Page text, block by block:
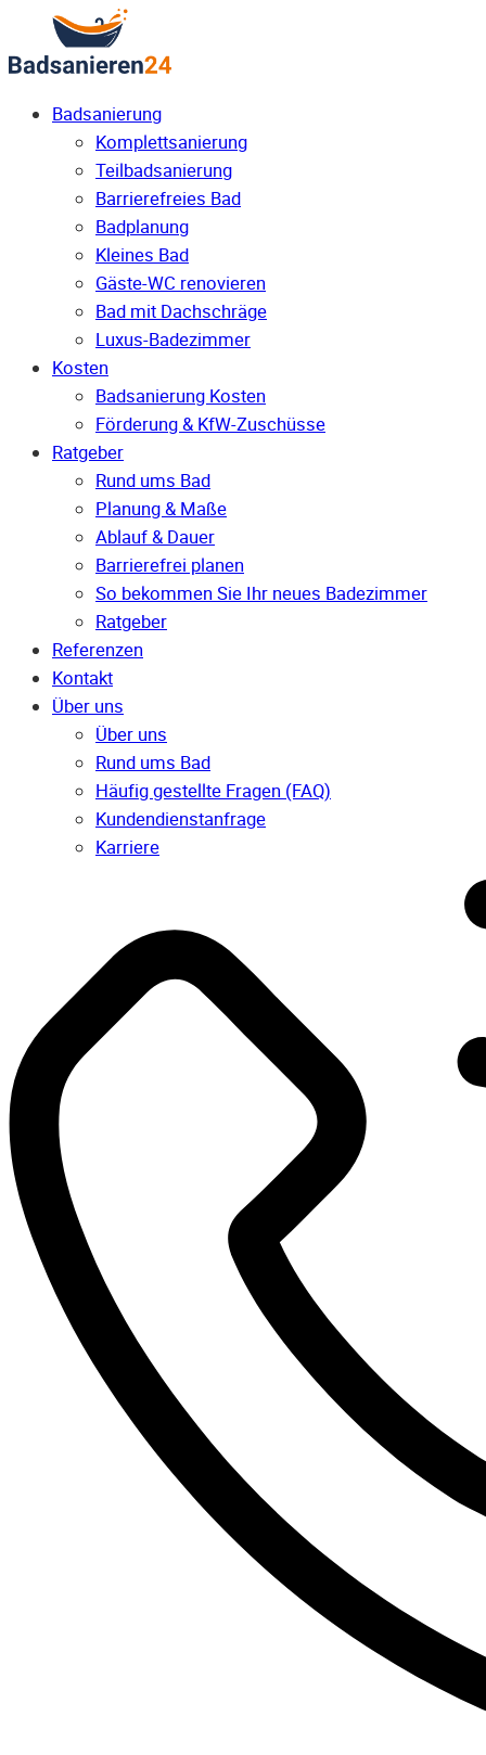
Badsanierung
Komplettsanierung
Teilbadsanierung
Barrierefreies Bad
Badplanung
Kleines Bad
Gäste-WC renovieren
Bad mit Dachschräge
Luxus-Badezimmer
Kosten
Badsanierung Kosten
Förderung & KfW-Zuschüsse
Ratgeber
Rund ums Bad
Planung & Maße
Ablauf & Dauer
Barrierefrei planen
So bekommen Sie Ihr neues Badezimmer
Ratgeber
Referenzen
Kontakt
Über uns
Über uns
Rund ums Bad
Häufig gestellte Fragen (FAQ)
Kunden­dienst­anfrage
Karriere